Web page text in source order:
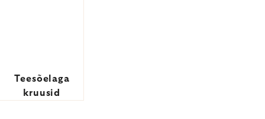
Teesõelaga
kruusid